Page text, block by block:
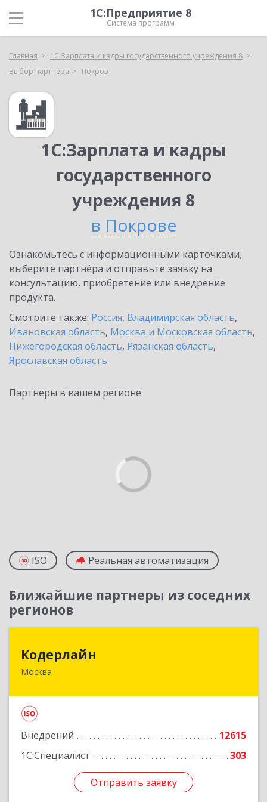
1С:Предприятие 8
Система программ
Главная
1С:Зарплата и кадры государственного учреждения 8
Выбор партнёра
Покров
1С:Зарплата и кадры
государственного
учреждения 8
в Покрове
Ознакомьтесь с информационными карточками,
выберите партнёра и отправьте заявку на
консультацию, приобретение или внедрение
продукта.
Смотрите также: Россия, Владимирская область,
Ивановская область, Москва и Московская область,
Нижегородская область, Рязанская область,
Ярославская область
Партнеры в вашем регионе:
ISO Реальная автоматизация
Ближайшие партнеры из соседних
регионов
Кодерлайн
Москва
Внедрений
12615
1С:Специалист
303
Отправить заявку
107023, Москва г, Семеновская Б. ул, дом № 43,
Отправить заявку